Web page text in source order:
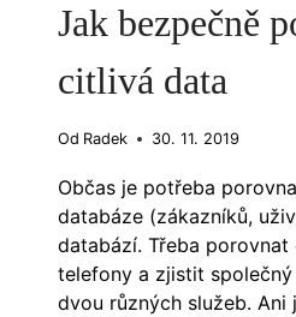
Jak bezpečně
citlivá data
Od Radek 30. 11. 2019
Občas je potřeba
databáze (zákazníků,
databází. Třeba porovnat
telefony a zjistit
dvou různých služeb. Ani